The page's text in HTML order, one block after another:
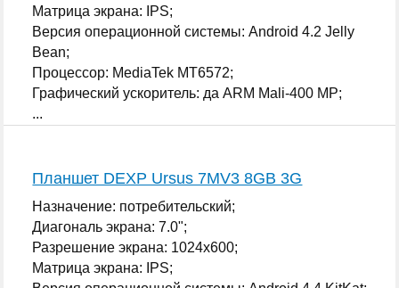
Матрица экрана: IPS;
Версия операционной системы: Android 4.2 Jelly
Bean;
Процессор: MediaTek MT6572;
Графический ускоритель: да ARM Mali-400 MP;
...
Планшет DEXP Ursus 7MV3 8GB 3G
Назначение: потребительский;
Диагональ экрана: 7.0";
Разрешение экрана: 1024x600;
Матрица экрана: IPS;